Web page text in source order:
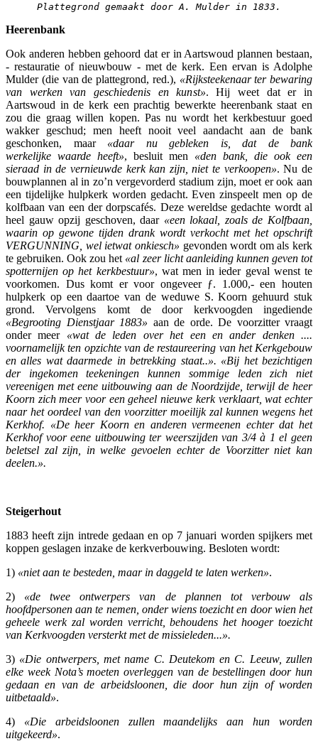
Plattegrond gemaakt door A. Mulder in 1833.
Heerenbank
Ook anderen hebben gehoord dat er in Aartswoud plannen bestaan,
- restauratie of nieuwbouw - met de kerk. Een ervan is Adolphe
Mulder (die van de plattegrond, red.), «Rijksteekenaar ter bewaring
van werken van geschiedenis en kunst». Hij weet dat er in
Aartswoud in de kerk een prachtig bewerkte heerenbank staat en
zou die graag willen kopen. Pas nu wordt het kerkbestuur goed
wakker geschud; men heeft nooit veel aandacht aan de bank
geschonken, maar «daar nu gebleken is, dat de bank
werkelijke waarde heeft», besluit men «den bank, die ook een
sieraad in de vernieuwde kerk kan zijn, niet te verkoopen». Nu de
bouwplannen al in zo’n vergevorderd stadium zijn, moet er ook aan
een tijdelijke hulpkerk worden gedacht. Even zinspeelt men op de
kolfbaan van een der dorpscafés. Deze wereldse gedachte wordt al
heel gauw opzij geschoven, daar «een lokaal, zoals de Kolfbaan,
waarin op gewone tijden drank wordt verkocht met het opschrift
VERGUNNING, wel ietwat onkiesch» gevonden wordt om als kerk
te gebruiken. Ook zou het «al zeer licht aanleiding kunnen geven tot
spotternijen op het kerkbestuur», wat men in ieder geval wenst te
voorkomen. Dus komt er voor ongeveer ƒ. 1.000,- een houten
hulpkerk op een daartoe van de weduwe S. Koorn gehuurd stuk
grond. Vervolgens komt de door kerkvoogden ingediende
«Begrooting Dienstjaar 1883» aan de orde. De voorzitter vraagt
onder meer «wat de leden over het een en ander denken ....
voornamelijk ten opzichte van de restaureering van het Kerkgebouw
en alles wat daarmede in betrekking staat..». «Bij het bezichtigen
der ingekomen teekeningen kunnen sommige leden zich niet
vereenigen met eene uitbouwing aan de Noordzijde, terwijl de heer
Koorn zich meer voor een geheel nieuwe kerk verklaart, wat echter
naar het oordeel van den voorzitter moeilijk zal kunnen wegens het
Kerkhof. «De heer Koorn en anderen vermeenen echter dat het
Kerkhof voor eene uitbouwing ter weerszijden van 3/4 à 1 el geen
beletsel zal zijn, in welke gevoelen echter de Voorzitter niet kan
deelen.».
Steigerhout
1883 heeft zijn intrede gedaan en op 7 januari worden spijkers met
koppen geslagen inzake de kerkverbouwing. Besloten wordt:
1) «niet aan te besteden, maar in daggeld te laten werken».
2) «de twee ontwerpers van de plannen tot verbouw als
hoofdpersonen aan te nemen, onder wiens toezicht en door wien het
geheele werk zal worden verricht, behoudens het hooger toezicht
van Kerkvoogden versterkt met de missieleden...».
3) «Die ontwerpers, met name C. Deutekom en C. Leeuw, zullen
elke week Nota’s moeten overleggen van de bestellingen door hun
gedaan en van de arbeidsloonen, die door hun zijn of worden
uitbetaald».
4) «Die arbeidsloonen zullen maandelijks aan hun worden
uitgekeerd».